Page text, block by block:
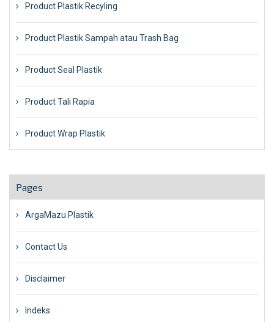
Product Plastik Recyling
Product Plastik Sampah atau Trash Bag
Product Seal Plastik
Product Tali Rapia
Product Wrap Plastik
Pages
ArgaMazu Plastik
Contact Us
Disclaimer
Indeks